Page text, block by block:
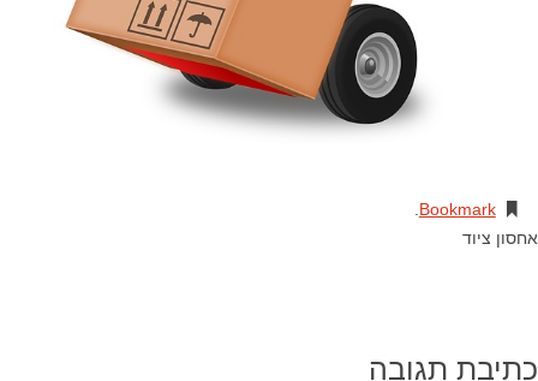
Bookmark
אחסון ציוד
כתיבת תגובה